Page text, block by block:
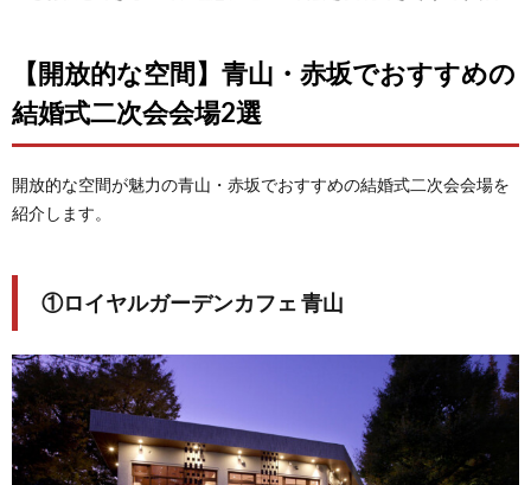
【開放的な空間】青山・赤坂でおすすめの
結婚式二次会会場2選
開放的な空間が魅力の青山・赤坂でおすすめの結婚式二次会会場を
紹介します。
①ロイヤルガーデンカフェ 青山